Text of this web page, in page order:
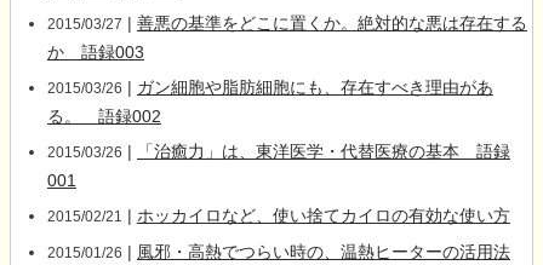
2015/03/27 | 善悪の基準をどこに置くか。絶対的な悪は存在する
か 語録003
2015/03/26 | ガン細胞や脂肪細胞にも、存在すべき理由があ
る。 語録002
2015/03/26 |
「治癒力」は、東洋医学・代替医療の基本 語録
001
2015/02/21 | ホッカイロなど、使い捨てカイロの有効な使い方
2015/01/26 | 風邪・高熱でつらい時の、温熱ヒーターの活用法